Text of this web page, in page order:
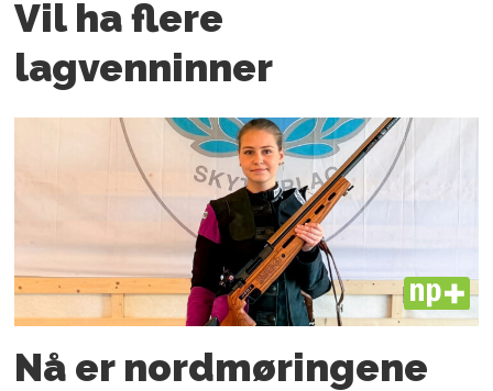
Vil ha flere
lagvenninner
PLUS
Nå er nord­møringene